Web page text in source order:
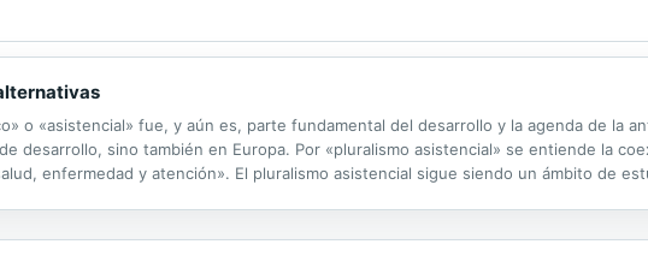
o «asistencial» fue, y aún es, parte fundamental del desarrollo y la agenda de la
desarrollo, sino también en Europa. Por «pluralismo asistencial» se entiende la
enfermedad y atención». El pluralismo asistencial sigue siendo un ámbito de